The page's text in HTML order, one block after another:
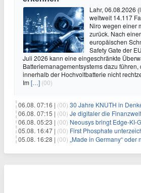
Lahr, 06.08.2026
weltweit 14.117
Niro wegen einer
zurück. Nach
europäischen
Safety Gate der
Juli 2026 kann eine eingeschränkte
Batteriemanagementsystems dazu führen,
innerhalb der Hochvoltbatterie nicht
Im[…] (00)
06.08. 07:16 | (00) 30 Jahre KNUTH in
06.08. 07:15 | (00) Je digitaler die Finanzwelt, desto
06.08. 05:23 | (00) Neousys bringt Edge-KI-GPU-Plattform für AMR-Anwendungen
05.08. 16:47 | (00) First Phosphate unterzeichnet Vereinbarungen für nicht zu refundierende Zuwendungen in Höhe von
05.08. 16:28 | (00) „Made in Germany“ oder nur deutsche Adresse? So